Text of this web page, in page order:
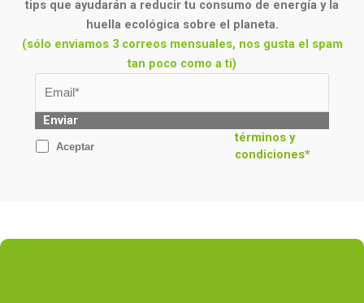
tips que ayudarán a reducir tu consumo de energía y la
huella ecológica sobre el planeta.
(sólo enviamos 3 correos mensuales, nos gusta el spam
tan poco como a ti)
Enviar
Aceptar
términos y
condiciones*